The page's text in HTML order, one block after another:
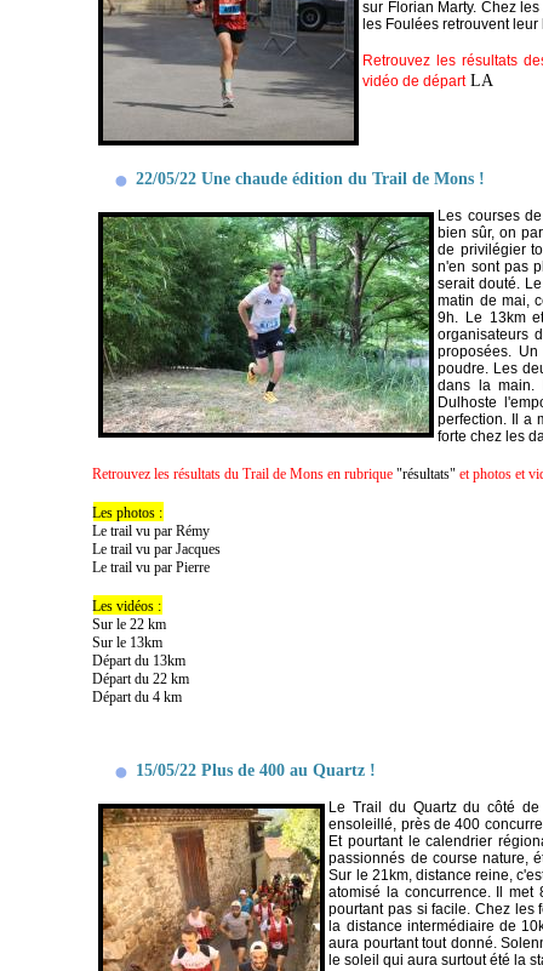
sur Florian Marty. Chez
les Foulées retrouvent
Retrouvez les résultats
vidéo de départ LA
22/05/22 Une chaude édition du Trail de Mons !
Les courses
bien sûr, on
de privilégier
n'en sont pas
serait douté.
matin de mai,
9h. Le 13km
organisateurs
proposées.
poudre. Les
dans la main.
Dulhoste
perfection. Il a
forte chez les
Retrouvez les résultats du Trail de Mons en rubrique"résultats" et photos et
Les photos :
Le trail vu par Rémy
Le trail vu par Jacques
Le trail vu par Pierre
Les vidéos :
Sur le 22 km
Sur le 13km
Départ du 13km
Départ du 22 km
Départ du 4 km
15/05/22 Plus de 400 au Quartz !
Le Trail du Quartz du côté
ensoleillé, près de 400
Et pourtant le calendrier
passionnés de course nature,
Sur le 21km, distance reine,
atomisé la concurrence. Il
pourtant pas si facile. Chez les
la distance intermédiaire de
aura pourtant tout donné.
le soleil qui aura surtout été la